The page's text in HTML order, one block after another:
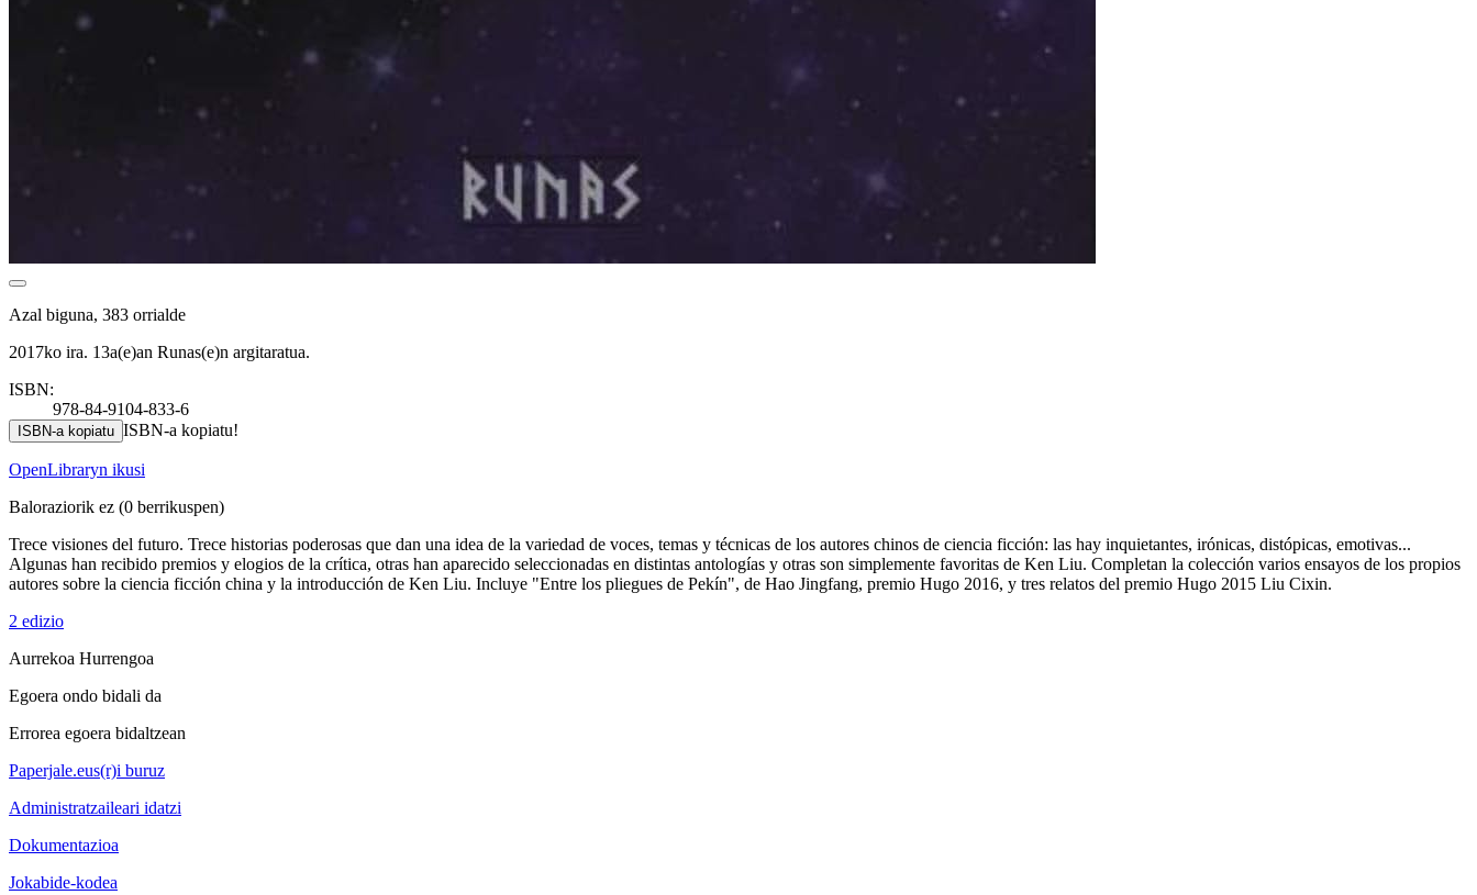
Azal biguna, 383 orrialde
2017ko ira. 13a(e)an Runas(e)n argitaratua.
ISBN:
978-84-9104-833-6
ISBN-a kopiatu ISBN-a kopiatu!
OpenLibraryn ikusi
Baloraziorik ez (0 berrikuspen)
Trece visiones del futuro. Trece historias poderosas que dan una idea de la variedad de voces, temas y técnicas de los autores chinos de ciencia ficción: las hay inquietantes, irónicas, distópicas, emotivas...
Algunas han recibido premios y elogios de la crítica, otras han aparecido seleccionadas en distintas antologías y otras son simplemente favoritas de Ken Liu. Completan la colección varios ensayos de los propios
autores sobre la ciencia ficción china y la introducción de Ken Liu. Incluye "Entre los pliegues de Pekín", de Hao Jingfang, premio Hugo 2016, y tres relatos del premio Hugo 2015 Liu Cixin.
2 edizio
Aurrekoa Hurrengoa
Egoera ondo bidali da
Errorea egoera bidaltzean
Paperjale.eus(r)i buruz
Administratzaileari idatzi
Dokumentazioa
Jokabide-kodea